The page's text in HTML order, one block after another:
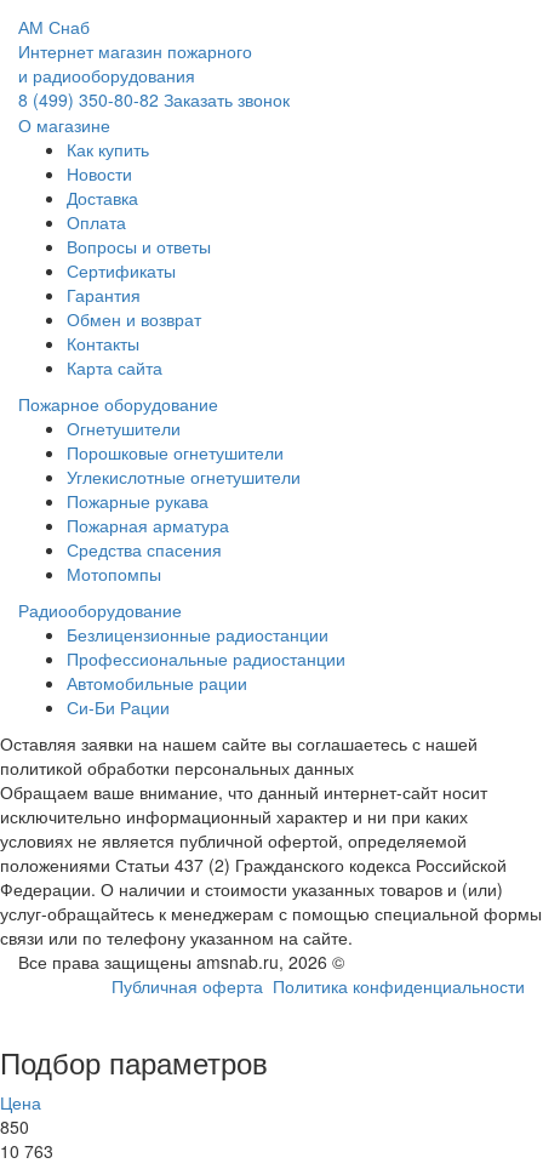
АМ Снаб
Интернет магазин пожарного
и радиооборудования
8 (499) 350-80-82 Заказать звонок
О магазине
Как купить
Новости
Доставка
Оплата
Вопросы и ответы
Сертификаты
Гарантия
Обмен и возврат
Контакты
Карта сайта
Пожарное оборудование
Огнетушители
Порошковые огнетушители
Углекислотные огнетушители
Пожарные рукава
Пожарная арматура
Средства спасения
Мотопомпы
Радиооборудование
Безлицензионные радиостанции
Профессиональные радиостанции
Автомобильные рации
Си-Би Рации
Оставляя заявки на нашем сайте вы соглашаетесь с нашей
политикой обработки персональных данных
Обращаем ваше внимание, что данный интернет-сайт носит
исключительно информационный характер и ни при каких
условиях не является публичной офертой, определяемой
положениями Статьи 437 (2) Гражданского кодекса Российской
Федерации. О наличии и стоимости указанных товаров и (или)
услуг-обращайтесь к менеджерам с помощью специальной формы
связи или по телефону указанном на сайте.
Все права защищены amsnab.ru, 2026 ©
Публичная оферта Политика конфиденциальности
Подбор параметров
Цена
850
10 763